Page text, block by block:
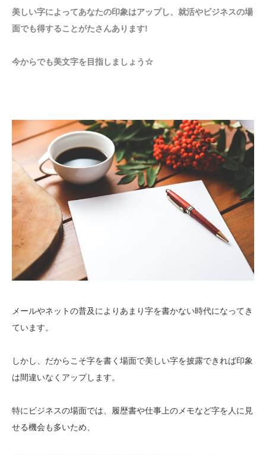
美しい字によってあなたの印象はアップし、就活やビジネスの場
面でも得することがたさんあります!
今からでも美文字を目指しましょう☆
メールやネットの普及によりあまり字を書かない時代になってき
ています。
しかし、だからこそ字を書く場面で美しい字を披露できれば印象
は間違いなくアップします。
特にビジネスの場面では、履歴書や仕事上のメモなど字を人に見
せる機会も多いため、